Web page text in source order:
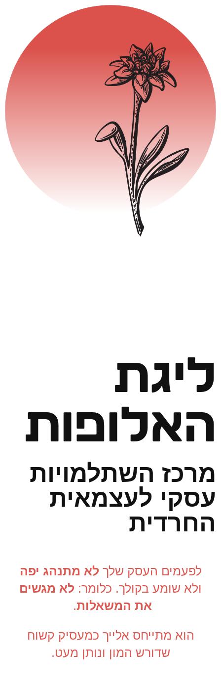
ליגת
האלופות
מרכז השתלמויות
עסקי לעצמאית
החרדית
לפעמים העסק שלך לא מתנהג יפה
ולא שומע בקולך. כלומר: לא מגשים
את המשאלות.
הוא מתייחס אלייך כמעסיק קשוח
שדורש המון ונותן מעט.